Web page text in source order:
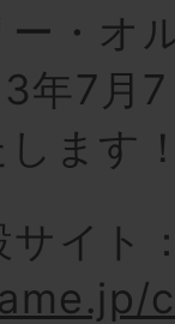
・オ
年7月
ます
イト